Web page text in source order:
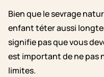
Bien que le sevrage
enfant téter aussi
signifie pas que vous
est important de ne pas
limites.